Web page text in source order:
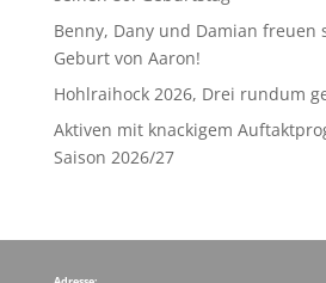
Benny, Dany und Damian freuen
Geburt von Aaron!
Hohlraihock 2026, Drei rundum
Aktiven mit knackigem
Saison 2026/27